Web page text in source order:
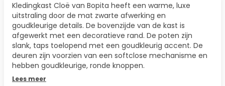
Kledingkast Cloë van Bopita heeft een warme, luxe
uitstraling door de mat zwarte afwerking en
goudkleurige details. De bovenzijde van de kast is
afgewerkt met een decoratieve rand. De poten zijn
slank, taps toelopend met een goudkleurig accent. De
deuren zijn voorzien van een softclose mechanisme en
hebben goudkleurige, ronde knoppen.
Lees meer